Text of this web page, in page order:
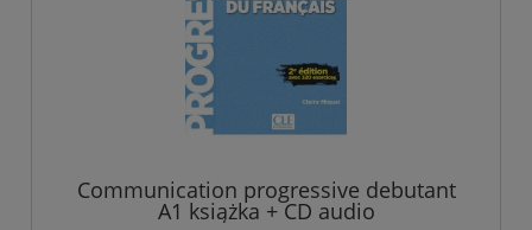
Communication progressive debutant
A1 książka + CD audio